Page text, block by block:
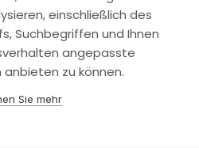
einschließlich des
Suchbegriffen und Ihnen
angepasste
zu können.
Sie mehr